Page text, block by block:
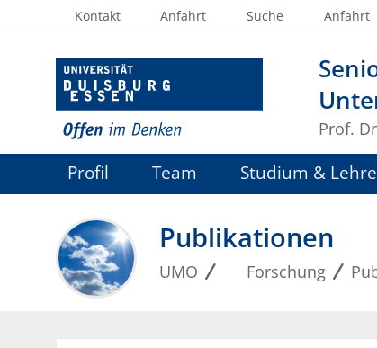
Prof.
Kontakt Anfahrt Suche Anfahrt
Profil Team Studium & Lehre
Publikationen
UMO Forschung